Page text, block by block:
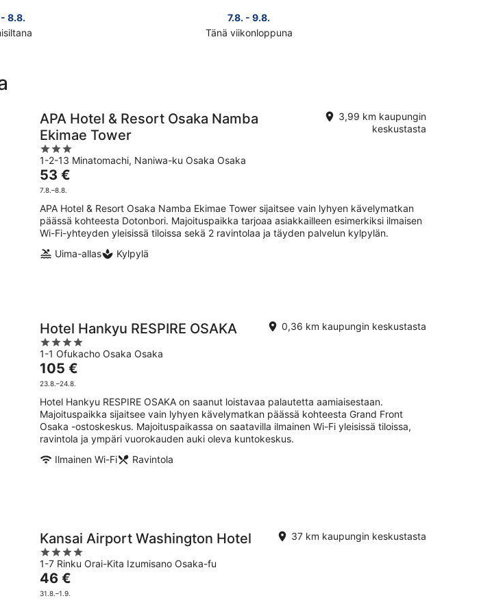
8.8.
7.8. - 9.8.
Tänä viikonloppuna
viikonlopuksi
eli
-
9.8.
viikonlopuksi
eli
APA Hotel & Resort Osaka Namba
Ekimae Tower
3
out
of
5
1-2-13 Minatomachi, Naniwa-ku Osaka Osaka
3,99 km kaupungin
keskustasta
Hinta
on
per
yö
53 €
7.8.–8.8.
APA Hotel & Resort Osaka Namba Ekimae Tower sijaitsee vain lyhyen kävelymatkan
päässä kohteesta Dotonbori. Majoituspaikka tarjoaa asiakkailleen esimerkiksi ilmaisen
Wi-Fi-yhteyden yleisissä tiloissa sekä 2 ravintolaa ja täyden palvelun kylpylän.
Uima-allas
Kylpylä
Hotel Hankyu RESPIRE OSAKA
4
out
of
5
1-1 Ofukacho Osaka Osaka
0,36 km kaupungin keskustasta
Hinta
on
per
yö
105 €
23.8.–24.8.
Hotel Hankyu RESPIRE OSAKA on saanut loistavaa palautetta aamiaisestaan.
Majoituspaikka sijaitsee vain lyhyen kävelymatkan päässä kohteesta Grand Front
Osaka -ostoskeskus. Majoituspaikassa on saatavilla ilmainen Wi-Fi yleisissä tiloissa,
ravintola ja ympäri vuorokauden auki oleva kuntokeskus.
Ilmainen Wi-Fi
Ravintola
Kansai Airport Washington Hotel
4
out
of
5
1-7 Rinku Orai-Kita Izumisano Osaka-fu
37 km kaupungin keskustasta
Hinta
on
46 €
31.8.–1.9.